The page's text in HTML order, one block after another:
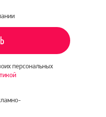
персональных